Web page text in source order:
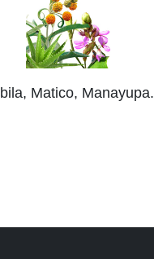
Matico, Manayupa.